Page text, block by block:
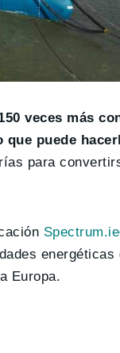
veces más
puede
para
Europa.